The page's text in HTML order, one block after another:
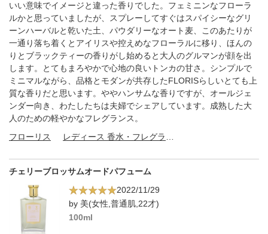
いい意味でイメージと違った香りでした。フェミニンなフローラ
ルかと思っていましたが、スプレーしてすぐはスパイシーなグリ
ーンハーバルと乾いた土、パウダリーなオート麦、このあたりが
一通り落ち着くとアイリスや控えめなフローラルに移り、ほんの
りとブラックティーの香りがし始めると大人のグルマンが顔を出
します。とてもまろやかで心地の良いトンカの甘さ。シンプルで
ミニマルながら、品格とモダンが共存したFLORISらしいとても上
質な香りだと思います。ややハンサムな香りですが、オールジェ
ンダー向き、わたしたちは夫婦でシェアしています。成熟した大
人のための軽やかなフレグランス。
フローリス
チェリーブロッサムオードパフューム
2022/11/29
by 美(女性,普通肌,22才)
100ml